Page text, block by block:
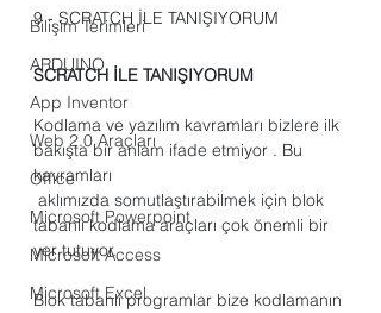
Bilişim Terimleri
ARDUINO
App Inventor
Web 2.0 Araçları
Office
Microsoft Powerpoint
Microsoft Access
Microsoft Excel
9 - SCRATCH İLE TANIŞIYORUM
SCRATCH İLE TANIŞIYORUM
Kodlama ve yazılım kavramları bizlere ilk
bakışta bir anlam ifade etmiyor . Bu
kavramları
tabanlı kodlama araçları çok önemli bir
yer tutuyor.
Blok tabanlı programlar bize kodlamanın